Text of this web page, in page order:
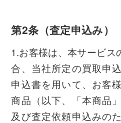
第2条（査定申込み）
1.お客様は、本サービス
合、当社所定の買取申
申込書を用いて、お客
商品（以下、「本商品
及び査定依頼申込みの